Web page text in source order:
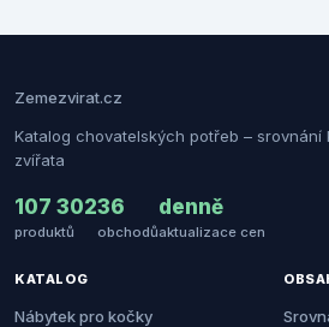
Zemezvirat.cz
Katalog chovatelských potřeb – srovnání
zvířata
107 302
produktů
36
obchodů
denně
aktualizace cen
KATALOG
Nábytek pro kočky